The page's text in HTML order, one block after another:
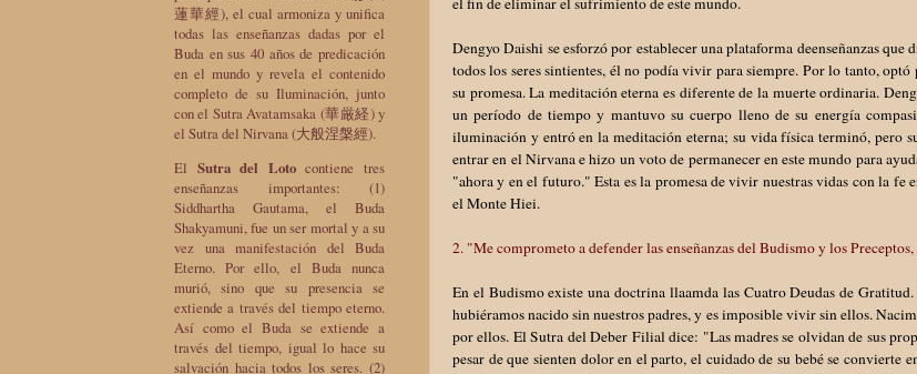
Dengyo Daishi se esforzó por establecer una plataforma deenseñanzas
todos los seres sintientes, él no podía vivir para siempre. Por lo tanto,
su promesa. La meditación eterna es diferente de la muerte ordinaria.
un período de tiempo y mantuvo su cuerpo lleno de su energía
iluminación y entró en la meditación eterna; su vida física terminó, pero
entrar en el Nirvana e hizo un voto de permanecer en este mundo para
"ahora y en el futuro." Esta es la promesa de vivir nuestras vidas con la fe
el Monte Hiei.
2. "Me comprometo a defender las enseñanzas del Budismo y los
En el Budismo existe una doctrina llaamda las Cuatro Deudas de
hubiéramos nacido sin nuestros padres, y es imposible vivir sin ellos.
por ellos. El Sutra del Deber Filial dice: "Las madres se olvidan de sus
pesar de que sienten dolor en el parto, el cuidado de su bebé se
蓮華經), el cual armoniza y unifica
todas las enseñanzas dadas por el
Buda en sus 40 años de predicación
en el mundo y revela el contenido
completo de su Iluminación, junto
con el Sutra Avatamsaka (華厳経) y
el Sutra del Nirvana (大般涅槃經).
El Sutra del Lotocontiene tres
enseñanzas importantes: (1)
Siddhartha Gautama, el Buda
Shakyamuni, fue un ser mortal y a su
vez una manifestación del Buda
Eterno. Por ello, el Buda nunca
murió, sino que su presencia se
extiende a través del tiempo eterno.
Así como el Buda se extiende a
través del tiempo, igual lo hace su
salvación hacia todos los seres. (2)